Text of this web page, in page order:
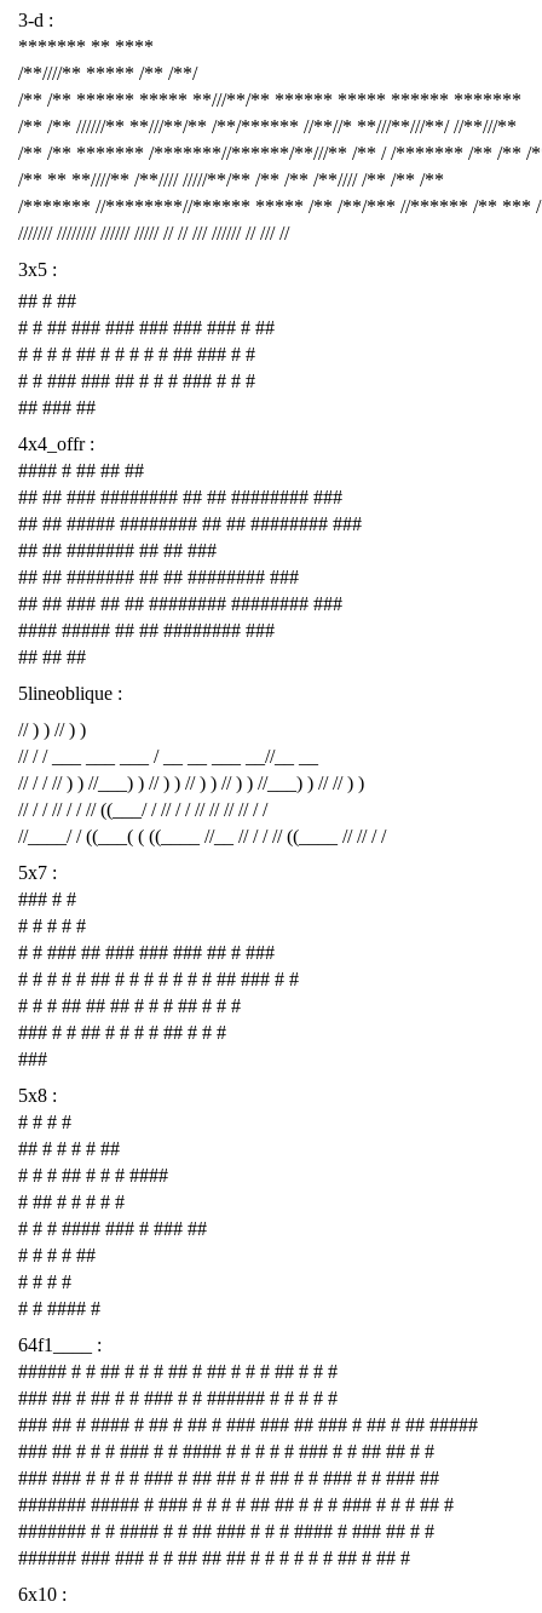
3-d :
******* ** ****
/**////** ***** /** /**/
/** /** ****** ***** **///**/** ****** ***** ****** *******
/** /** //////** **///**/** /**/****** //**//* **///**///**/ //**///**
/** /** ******* /*******//******/**///** /** / /******* /** /** /
/** ** **////** /**//// /////**/** /** /** /**//// /** /** /**
/******* //********//****** ***** /** /**/*** //****** /** ***
/////// //////// ////// ///// // // /// ////// // /// //
3x5 :
## # ##
# # ## ### ### ### ### ### # ##
# # # # ## # # # # # ## ### # #
# # ### ### ## # # # ### # # #
## ### ##
4x4_offr :
#### # ## ## ##
## ## ### ######## ## ## ######## ###
## ## ##### ######## ## ## ######## ###
## ## ####### ## ## ###
## ## ####### ## ## ######## ###
## ## ### ## ## ######## ######## ###
#### ##### ## ## ######## ###
## ## ##
5lineoblique :
// ) ) // ) )
// / / ___ ___ ___ / __ __ ___ __//__ __
// / / // ) ) //___) ) // ) ) // ) ) // ) ) //___) ) // // ) )
// / / // / / // ((___/ / // / / // // // // / /
//____/ / ((___( ( ((____ //__ // / / // ((____ // // / /
5x7 :
### # #
# # # # #
# # ### ## ### ### ### ## # ###
# # # # # ## # # # # # # # ## ### # #
# # # ## ## ## # # # ## # # #
### # # ## # # # # ## # # #
###
5x8 :
# # # #
## # # # # ##
# # # ## # # # ####
# ## # # # # #
# # # #### ### # ### ##
# # # # ##
# # # #
# # #### #
64f1____ :
##### # # ## # # # ## # ## # # # ## # # #
### ## # ## # # ### # # ###### # # # # #
### ## # #### # ## # ## # ### ### ## ### # ## # ## #####
### ## # # # ### # # #### # # # # # ### # # ## ## # #
### ### # # # # ### # ## ## # # ## # # ### # # ### ##
####### ##### # ### # # # # ## ## # # # ### # # # ## #
####### # # #### # # ## ### # # # #### # ### ## # #
###### ### ### # # ## ## ## # # # # # # ## # ## #
6x10 :